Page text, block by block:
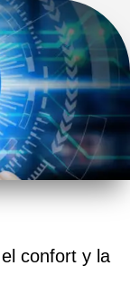
confort y la